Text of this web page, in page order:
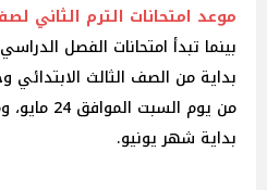
موعد امتحانات الترم الثاني
بينما تبدأ امتحانات الفصل
بداية من الصف الثالث الابتدائي
من يوم
بداية شهر يونيو.